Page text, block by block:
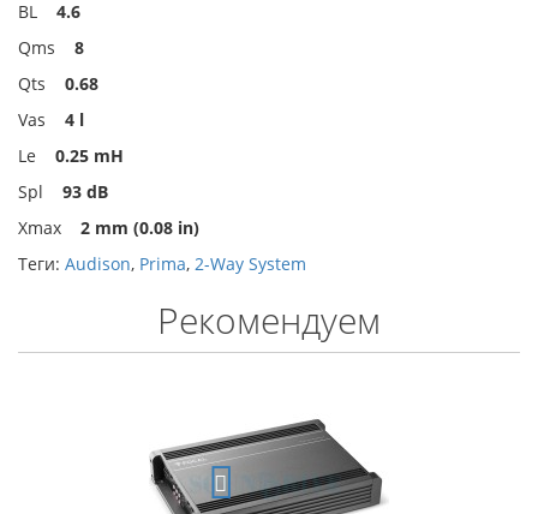
BL 4.6
Qms 8
Qts 0.68
Vas 4 l
Le 0.25 mH
Spl 93 dB
Xmax 2 mm (0.08 in)
Теги: Audison, Prima, 2-Way System
Рекомендуем